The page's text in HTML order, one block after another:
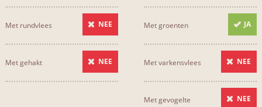
Met groenten JA
Met rundvlees NEE
Met varkensvlees NEE
Met gehakt NEE
Met gevogelte NEE